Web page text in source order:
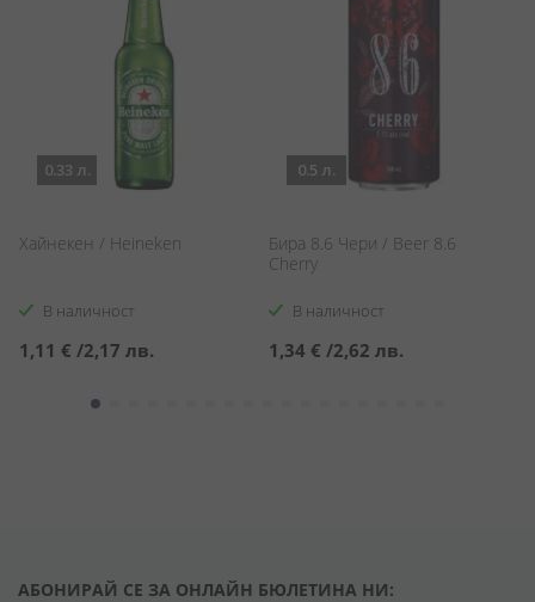
0.33 л.
Хайнекен / Heineken
В наличност
1,11 € /2,17 лв.
0.5 л.
Бира 8.6 Чери / Beer 8.6
Cherry
В наличност
1,34 € /2,62 лв.
АБОНИРАЙ СЕ ЗА ОНЛАЙН БЮЛЕТИНА НИ: